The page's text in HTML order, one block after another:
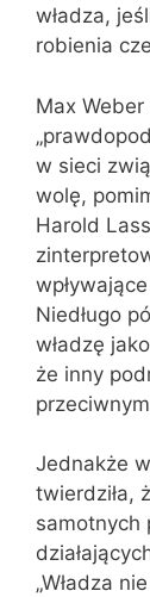
władza,
robienia
Max Weber
w sieci
wolę,
Harold
Niedługo
władzę
że inny
Jednakże
twierdziła,
samotnych
„Władza